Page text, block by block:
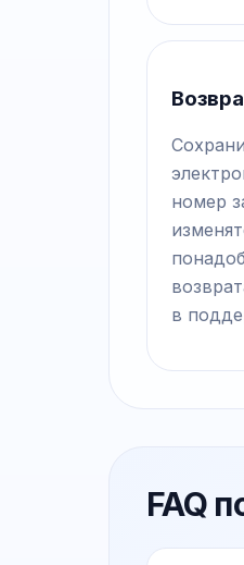
номер
в
FAQ